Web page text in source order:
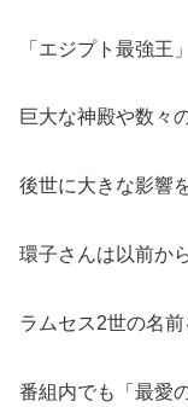
「エジプト最強王
巨大な神殿や数々
後世に大きな影響
環子さんは以前か
ラムセス2世の名前
番組内でも「最愛